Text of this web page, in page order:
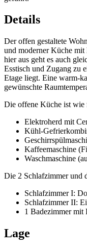
Details
Der offen gestaltete
und moderner Küche
hier aus geht es auch
Esstisch und Zugang zu
Etage liegt. Eine warm-
gewünschte
Die offene Küche ist wie
Elektroherd mit
Kühl-
Kaffeemaschine
Waschmaschine
Die 2 Schlafzimmer und
Schlafzimmer I:
Schlafzimmer II:
1 Badezimmer mit
Lage